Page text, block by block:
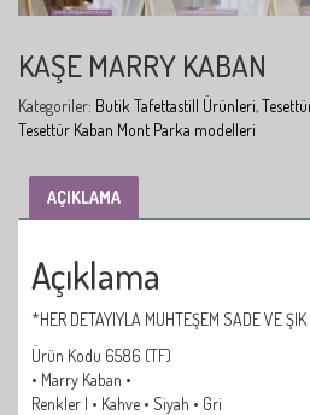
KAŞE MARRY KABAN
Kategoriler: Butik Tafettastill Ürünleri,
Tesettür Kaban Mont Parka modelleri
AÇIKLAMA
Açıklama
*HER DETAYIYLA MUHTEŞEM SADE VE
Ürün Kodu 6586 (TF)
• Marry Kaban •
Renkler | • Kahve • Siyah • Gri